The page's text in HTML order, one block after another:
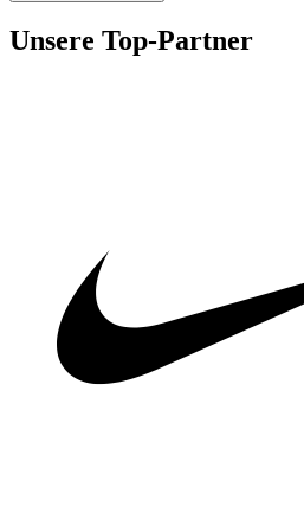
Unsere Top-Partner